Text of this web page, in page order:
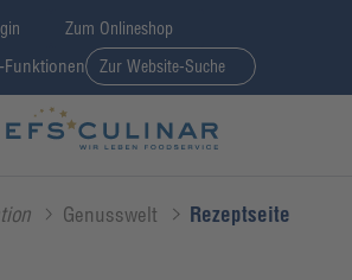
Zum Onlineshop
Funktionen Zur Website-Suche
Genusswelt Rezeptseite